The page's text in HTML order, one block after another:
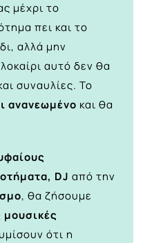
μέχρι το
πει και το
αλλά μην
αυτό δεν θα
συναυλίες. Το
ανανεωμένο και θα
DJ από την
, θα ζήσουμε
μουσικές
ότι η